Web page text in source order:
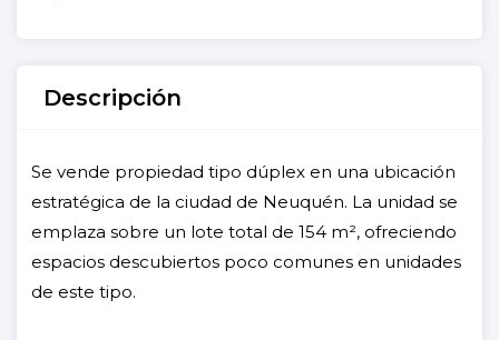
Descripción
Se vende propiedad tipo dúplex en una ubicación
estratégica de la ciudad de Neuquén. La unidad se
emplaza sobre un lote total de 154 m², ofreciendo
espacios descubiertos poco comunes en unidades
de este tipo.